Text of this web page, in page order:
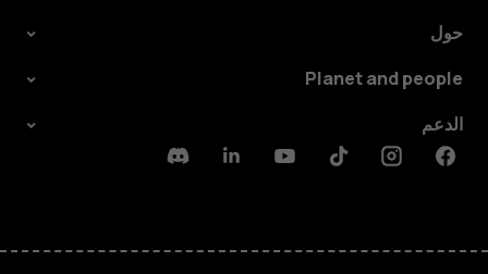
حول
Planet and people
الدعم
Facebook
Instagram
Tiktok
Youtube
Linkedin
Discord